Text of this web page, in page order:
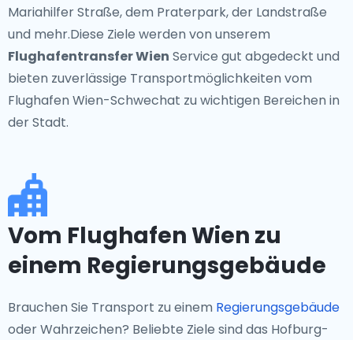
Mariahilfer Straße, dem Praterpark, der Landstraße
und mehr.Diese Ziele werden von unserem
Flughafentransfer Wien Service gut abgedeckt und
bieten zuverlässige Transportmöglichkeiten vom
Flughafen Wien-Schwechat zu wichtigen Bereichen in
der Stadt.
Vom Flughafen Wien zu
einem Regierungsgebäude
Brauchen Sie Transport zu einem Regierungsgebäude
oder Wahrzeichen? Beliebte Ziele sind das Hofburg-